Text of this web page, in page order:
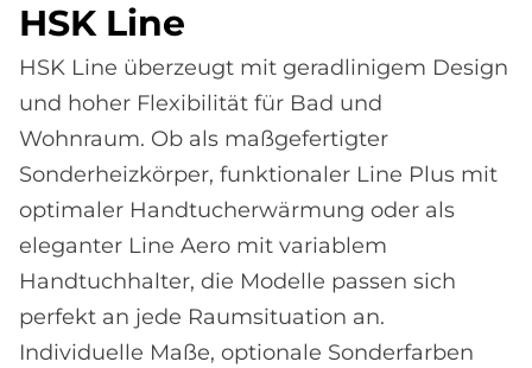
HSK Line
HSK Line überzeugt mit geradlinigem Design
und hoher Flexibilität für Bad und
Wohnraum. Ob als maßgefertigter
Sonderheizkörper, funktionaler Line Plus mit
optimaler Handtucherwärmung oder als
eleganter Line Aero mit variablem
Handtuchhalter, die Modelle passen sich
perfekt an jede Raumsituation an.
Individuelle Maße, optionale Sonderfarben